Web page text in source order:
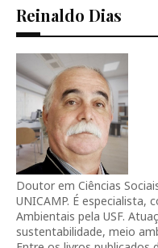
Reinaldo Dias
Doutor em Ciências
UNICAMP. É especialista,
Ambientais pela USF.
sustentabilidade, meio